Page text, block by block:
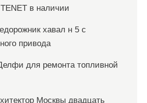
в наличии
хавал н 5 с
привода
для ремонта топливной
Москвы двадцать